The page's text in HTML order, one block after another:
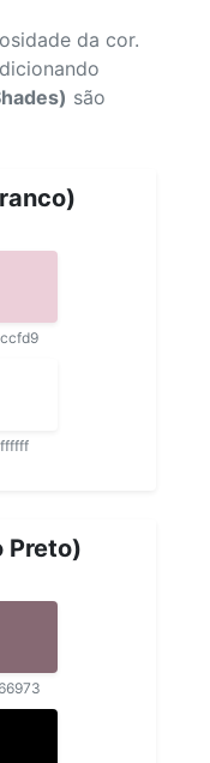
da cor.
são
Preto)